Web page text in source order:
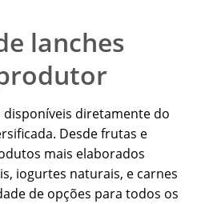
lanches
disponíveis diretamente do
Desde frutas e
mais elaborados
iogurtes naturais, e carnes
de opções para todos os